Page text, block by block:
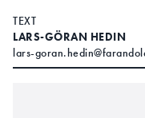
TEXT
LARS-GÖRAN HEDIN
lars-